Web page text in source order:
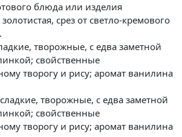
блюда или изделия
срез от светло-кремового
творожные, с едва заметной
свойственные
творогу и рису; аромат ванилина
творожные, с едва заметной
свойственные
творогу и рису; аромат ванилина